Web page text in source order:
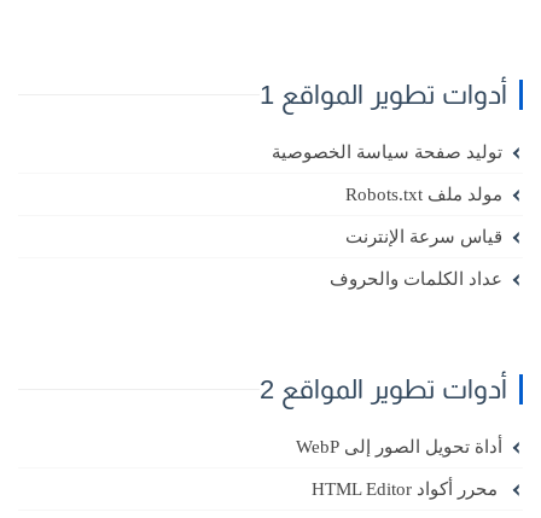
أدوات تطوير المواقع 1
توليد صفحة سياسة الخصوصية
مولد ملف Robots.txt
قياس سرعة الإنترنت
عداد الكلمات والحروف
أدوات تطوير المواقع 2
أداة تحويل الصور إلى WebP
محرر أكواد HTML Editor